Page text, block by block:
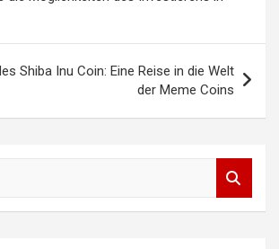
Shiba Inu Coin: Eine Reise in die Welt
der Meme Coins